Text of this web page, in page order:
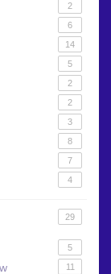
2
6
14
5
2
2
3
8
7
4
29
5
11